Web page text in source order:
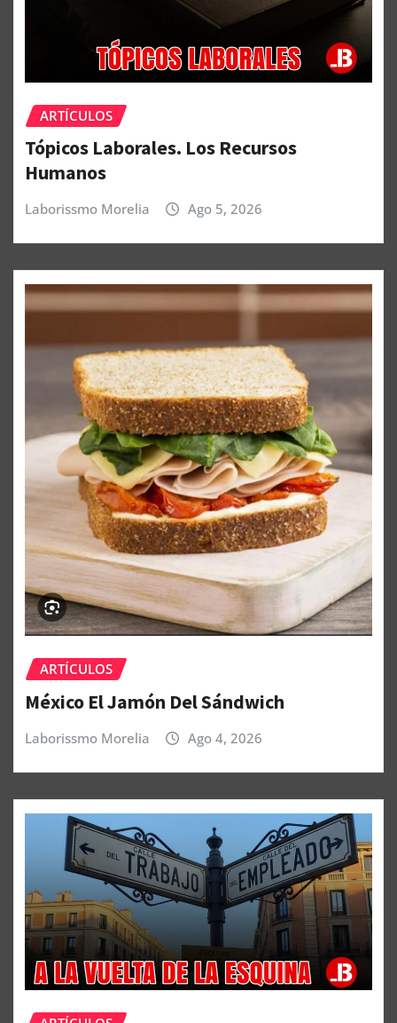
ARTÍCULOS
Tópicos Laborales. Los Recursos
Humanos
Laborissmo Morelia Ago 5, 2026
ARTÍCULOS
México El Jamón Del Sándwich
Laborissmo Morelia Ago 4, 2026